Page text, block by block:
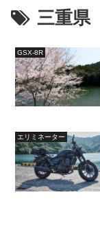
三重県
GSX-8R
エリミネーター